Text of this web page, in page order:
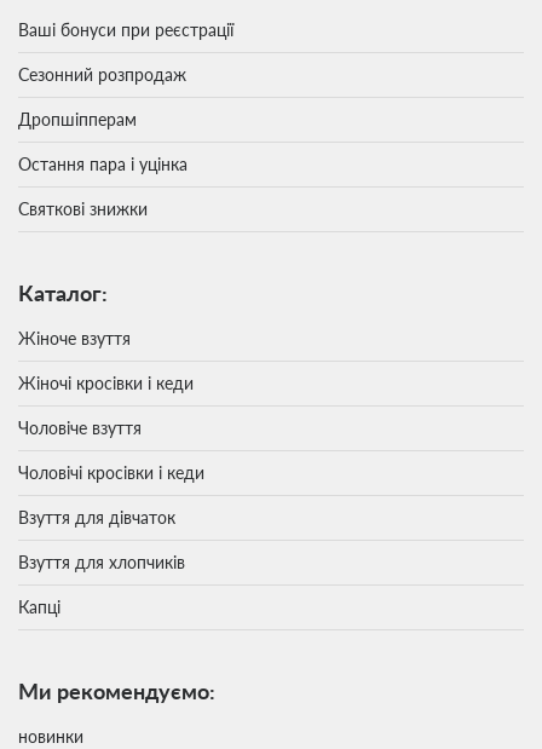
Ваші бонуси при реєстрації
Сезонний розпродаж
Дропшіпперам
Остання пара і уцінка
Святкові знижки
Каталог:
Жіноче взуття
Жіночі кросівки і кеди
Чоловіче взуття
Чоловічі кросівки і кеди
Взуття для дівчаток
Взуття для хлопчиків
Капці
Ми рекомендуємо:
новинки